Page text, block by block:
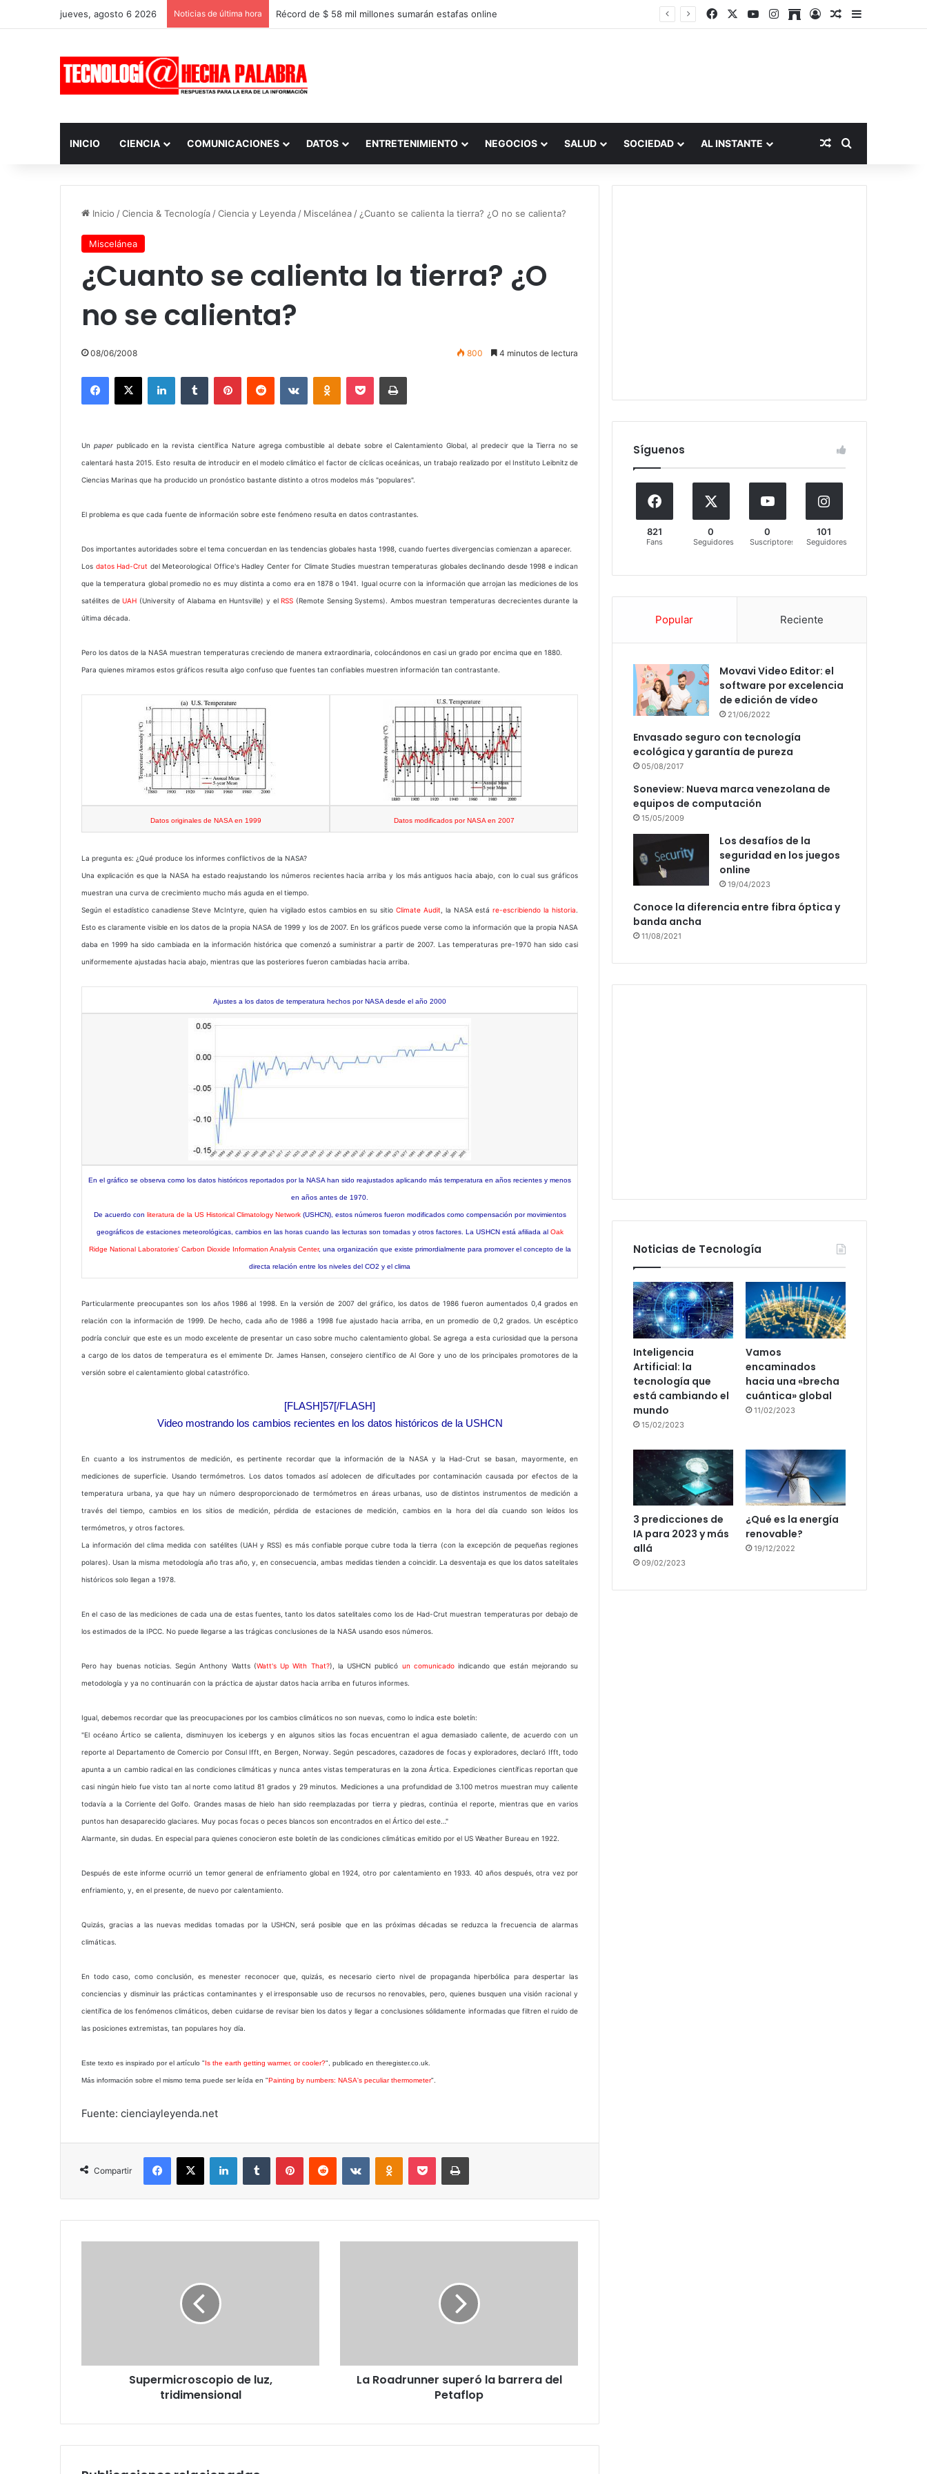
jueves, agosto 6 2026 Noticias de última hora Récord de $ 58 mil millones sumarán estafas online FacebookYouTubeInstagram
ArchiveAccesoPublicación al
Barra lateral
INICIO CIENCIA COMUNICACIONES DATOS ENTRETENIMIENTO NEGOCIOS SALUD SOCIEDAD AL INSTANTE Publicación al
Buscar por
Inicio /Ciencia & Tecnología /Ciencia y Leyenda / Miscelánea / ¿Cuanto se calienta la tierra? ¿O no se calienta?
Miscelánea
¿Cuanto se calienta la tierra? ¿O
no se calienta?
08/06/2008 800 4 minutos de lectura
Facebook
X LinkedInTumblr PinterestReddit VKontakteOdnoklassniki
Pocket Imprimir
Un paperpublicado en la revista científica Nature agrega combustible al debate sobre el Calentamiento Global, al predecir que la Tierra no se
calentará hasta 2015. Esto resulta de introducir en el modelo climático el factor de cíclicas oceánicas, un trabajo realizado por el Instituto Leibnitz de
Ciencias Marinas que ha producido un pronóstico bastante distinto a otros modelos más "populares".
El problema es que cada fuente de información sobre este fenómeno resulta en datos contrastantes.
Dos importantes autoridades sobre el tema concuerdan en las tendencias globales hasta 1998, cuando fuertes divergencias comienzan a aparecer.
Los datos Had-Crut del Meteorological Office's Hadley Center for Climate Studies muestran temperaturas globales declinando desde 1998 e indican
que la temperatura global promedio no es muy distinta a como era en 1878 o 1941. Igual ocurre con la información que arrojan las mediciones de los
satélites deUAH (University of Alabama en Huntsville) y elRSS (Remote Sensing Systems). Ambos muestran temperaturas decrecientes durante la
última década.
Pero los datos de la NASA muestran temperaturas creciendo de manera extraordinaria, colocándonos en casi un grado por encima que en 1880.
Para quienes miramos estos gráficos resulta algo confuso que fuentes tan confiables muestren información tan contrastante.
Datos originales de NASA en 1999 Datos modificados por NASA en 2007
La pregunta es: ¿Qué produce los informes conflictivos de la NASA?
Una explicación es que la NASA ha estado reajustando los números recientes hacia arriba y los más antiguos hacia abajo, con lo cual sus gráficos
muestran una curva de crecimiento mucho más aguda en el tiempo.
Según el estadístico canadiense Steve McIntyre, quien ha vigilado estos cambios en su sitio Climate Audit , la NASA estáre-escribiendo la historia
Esto es claramente visible en los datos de la propia NASA de 1999 y los de 2007. En los gráficos puede verse como la información que la propia NASA
daba en 1999 ha sido cambiada en la información histórica que comenzó a suministrar a partir de 2007. Las temperaturas pre-1970 han sido casi
uniformemente ajustadas hacia abajo, mientras que las posteriores fueron cambiadas hacia arriba.
Ajustes a los datos de temperatura hechos por NASA desde el año 2000
En el gráfico se observa como los datos históricos reportados por la NASA han sido reajustados aplicando más temperatura en años recientes y menos
en años antes de 1970.
De acuerdo con literatura de la US Historical Climatology Network(USHCN), estos números fueron modificados como compensación por movimientos
geográficos de estaciones meteorológicas, cambios en las horas cuando las lecturas son tomadas y otros factores. La USHCN está afiliada al Oak
Ridge National Laboratories' Carbon Dioxide Information Analysis Center, una organización que existe primordialmente para promover el concepto de la
directa relación entre los niveles del CO2 y el clima
Particularmente preocupantes son los años 1986 al 1998. En la versión de 2007 del gráfico, los datos de 1986 fueron aumentados 0,4 grados en
relación con la información de 1999. De hecho, cada año de 1986 a 1998 fue ajustado hacia arriba, en un promedio de 0,2 grados. Un escéptico
podría concluir que este es un modo excelente de presentar un caso sobre mucho calentamiento global. Se agrega a esta curiosidad que la persona
a cargo de los datos de temperatura es el emimente Dr. James Hansen, consejero científico de Al Gore y uno de los principales promotores de la
versión sobre el calentamiento global catastrófico.
[FLASH]57[/FLASH]
Video mostrando los cambios recientes en los datos históricos de la USHCN
En cuanto a los instrumentos de medición, es pertinente recordar que la información de la NASA y la Had-Crut se basan, mayormente, en
mediciones de superficie. Usando termómetros. Los datos tomados así adolecen de dificultades por contaminación causada por efectos de la
temperatura urbana, ya que hay un número desproporcionado de termómetros en áreas urbanas, uso de distintos instrumentos de medición a
través del tiempo, cambios en los sitios de medición, pérdida de estaciones de medición, cambios en la hora del día cuando son leídos los
termómetros, y otros factores.
La información del clima medida con satélites (UAH y RSS) es más confiable porque cubre toda la tierra (con la excepción de pequeñas regiones
polares). Usan la misma metodología año tras año, y, en consecuencia, ambas medidas tienden a coincidir. La desventaja es que los datos satelitales
históricos solo llegan a 1978.
En el caso de las mediciones de cada una de estas fuentes, tanto los datos satelitales como los de Had-Crut muestran temperaturas por debajo de
los estimados de la IPCC. No puede llegarse a las trágicas conclusiones de la NASA usando esos números.
Pero hay buenas noticias. Según Anthony Watts (Watt's Up With That?), la USHCN publicó un comunicadoindicando que están mejorando su
metodología y ya no continuarán con la práctica de ajustar datos hacia arriba en futuros informes.
Igual, debemos recordar que las preocupaciones por los cambios climáticos no son nuevas, como lo indica este boletín:
"El océano Ártico se calienta, disminuyen los icebergs y en algunos sitios las focas encuentran el agua demasiado caliente, de acuerdo con un
reporte al Departamento de Comercio por ConsulIfft, en Bergen, Norway. Según pescadores, cazadores de focas y exploradores, declaró Ifft, todo
apunta a un cambio radical en las condiciones climáticas y nunca antes vistas temperaturas en la zona Ártica. Expediciones científicas reportan que
casi ningún hielo fue visto tan al norte como latitud 81 grados y 29 minutos. Mediciones a una profundidad de 3.100 metros muestran muy caliente
todavía a la Corriente del Golfo. Grandes masas de hielo han sido reemplazadas por tierra y piedras, continúa el reporte, mientras que en varios
puntos han desaparecido glaciares. Muy pocas focas o peces blancos son encontrados en el Ártico del este…"
Alarmante, sin dudas. En especial para quienes conocieron este boletín de las condiciones climáticas emitido por el US Weather Bureau en 1922.
Después de este informe ocurrió un temor general de enfriamento global en 1924, otro por calentamiento en 1933. 40 años después, otra vez por
enfriamiento, y, en el presente, de nuevo por calentamiento.
Quizás, gracias a las nuevas medidas tomadas por la USHCN, será posible que en las próximas décadas se reduzca la frecuencia de alarmas
climáticas.
En todo caso, como conclusión, es menester reconocer que, quizás, es necesario cierto nivel de propaganda hiperbólica para despertar las
conciencias y disminuir las prácticas contaminantes y el irresponsable uso de recursos no renovables, pero, quienes busquen una visión racional y
científica de los fenómenos climáticos, deben cuidarse de revisar bien los datos y llegar a conclusiones sólidamente informadas que filtren el ruido de
las posiciones extremistas, tan populares hoy día.
Este texto es inspirado por el artículo "Is the earth getting warmer, or cooler?", publicado en theregister.co.uk.
Más información sobre el mismo tema puede ser leída en "Painting by numbers: NASA's peculiar thermometer".
Fuente: cienciayleyenda.net
Compartir
Facebook
X LinkedInTumblr PinterestReddit VKontakteOdnoklassniki
Pocket Imprimir
Supermicroscopio de luz,
tridimensional
La Roadrunner superó la barrera del
Petaflop
Síguenos
821
Fans
0
Seguidores
0
Suscriptores
101
Seguidores
Popular Reciente
Movavi Video Editor: el
software por excelencia
de edición de vídeo
21/06/2022
Envasado seguro con tecnología
ecológica y garantía de pureza
05/08/2017
Soneview: Nueva marca venezolana de
equipos de computación
15/05/2009
Los desafíos de la
seguridad en los juegos
online
19/04/2023
Conoce la diferencia entre fibra óptica y
banda ancha
11/08/2021
Noticias de Tecnología
Inteligencia
Artificial: la
tecnología que
está cambiando el
mundo
15/02/2023
Vamos
encaminados
hacia una «brecha
cuántica» global
11/02/2023
3 predicciones de
IA para 2023 y más
allá
09/02/2023
¿Qué es la energía
renovable?
19/12/2022